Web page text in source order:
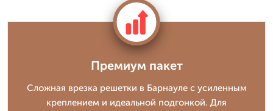
Премиум пакет
Сложная врезка решетки в Барнауле с усиленным
креплением и идеальной подгонкой. Для